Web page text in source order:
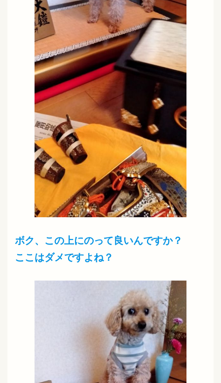
ボク、この上にのって良いんですか？
ここはダメですよね？